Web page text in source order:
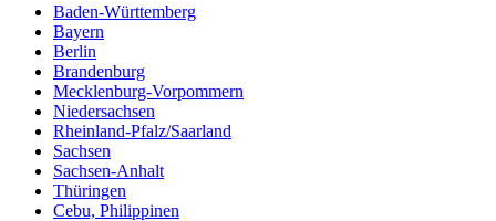
Baden-Württemberg
Bayern
Berlin
Brandenburg
Mecklenburg-Vorpommern
Niedersachsen
Rheinland-Pfalz/Saarland
Sachsen
Sachsen-Anhalt
Thüringen
Cebu, Philippinen